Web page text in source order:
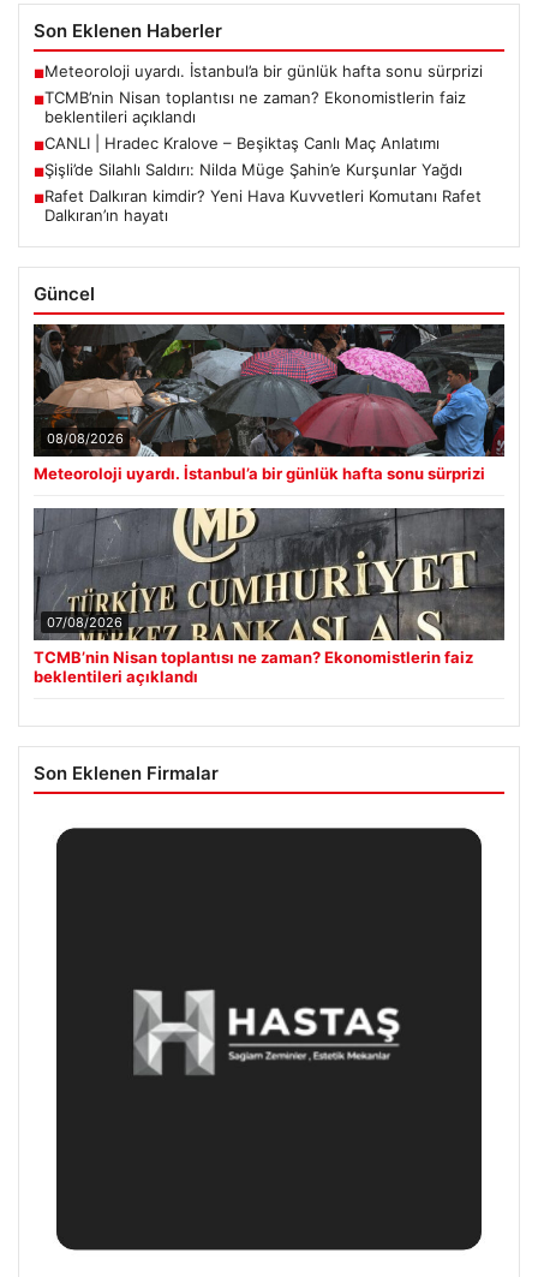
Son Eklenen Haberler
■Meteoroloji uyardı. İstanbul’a bir günlük hafta sonu sürprizi
■TCMB’nin Nisan toplantısı ne zaman? Ekonomistlerin faiz
beklentileri açıklandı
■CANLI | Hradec Kralove – Beşiktaş Canlı Maç Anlatımı
■Şişli’de Silahlı Saldırı: Nilda Müge Şahin’e Kurşunlar Yağdı
■Rafet Dalkıran kimdir? Yeni Hava Kuvvetleri Komutanı Rafet
Dalkıran’ın hayatı
Güncel
08/08/2026
Meteoroloji uyardı. İstanbul’a bir günlük hafta sonu sürprizi
07/08/2026
TCMB’nin Nisan toplantısı ne zaman? Ekonomistlerin faiz
beklentileri açıklandı
Son Eklenen Firmalar